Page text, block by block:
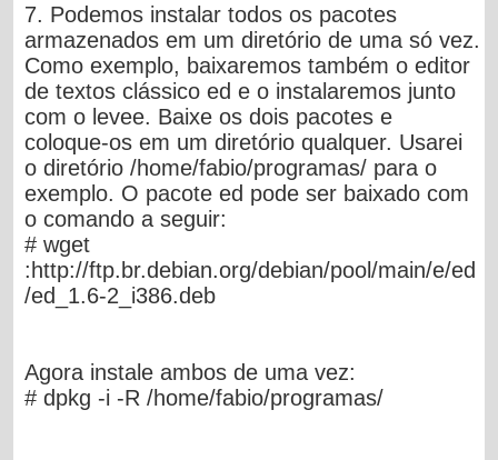
7. Podemos instalar todos os pacotes
armazenados em um diretório de uma só vez.
Como exemplo, baixaremos também o editor
de textos clássico ed e o instalaremos junto
com o levee. Baixe os dois pacotes e
coloque-os em um diretório qualquer. Usarei
o diretório /home/fabio/programas/ para o
exemplo. O pacote ed pode ser baixado com
o comando a seguir:
# wget
:http://ftp.br.debian.org/debian/pool/main/e/ed
/ed_1.6-2_i386.deb
Agora instale ambos de uma vez:
# dpkg -i -R /home/fabio/programas/